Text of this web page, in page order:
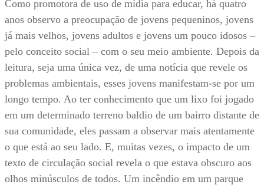
Como promotora de uso de mídia para educar, há quatro
anos observo a preocupação de jovens pequeninos, jovens
já mais velhos, jovens adultos e jovens um pouco idosos –
pelo conceito social – com o seu meio ambiente. Depois da
leitura, seja uma única vez, de uma notícia que revele os
problemas ambientais, esses jovens manifestam-se por um
longo tempo. Ao ter conhecimento que um lixo foi jogado
em um determinado terreno baldio de um bairro distante de
sua comunidade, eles passam a observar mais atentamente
o que está ao seu lado. E, muitas vezes, o impacto de um
texto de circulação social revela o que estava obscuro aos
olhos minúsculos de todos. Um incêndio em um parque